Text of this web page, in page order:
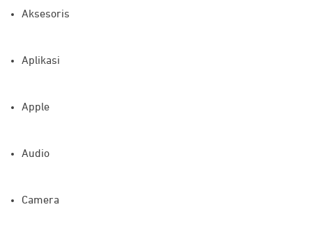
Aksesoris
Aplikasi
Apple
Audio
Camera